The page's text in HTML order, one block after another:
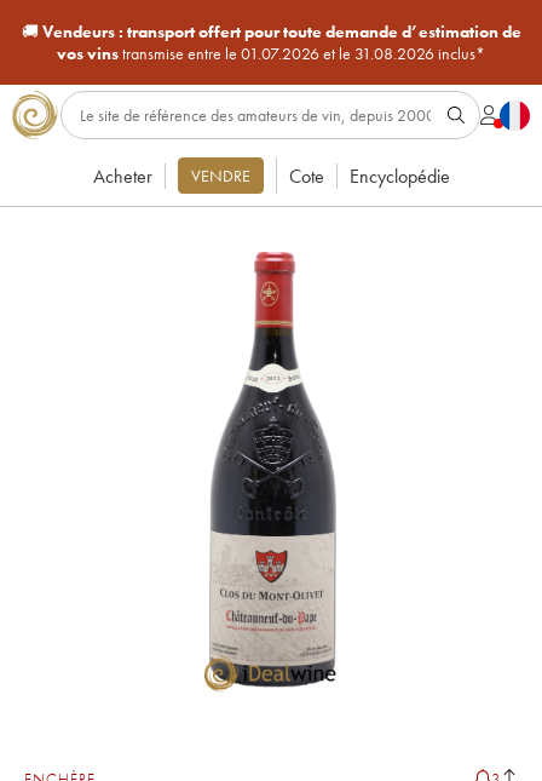
🚚Vendeurs : transport offert pour toute demande d’estimation de
vos vinstransmise entre le 01.07.2026 et le 31.08.2026 inclus*
Acheter VENDRE Cote Encyclopédie